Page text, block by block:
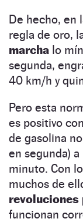
De hecho, en
regla de oro,
marcha lo
segunda,
40 km/h y
Pero esta
es positivo
de gasolina
en segunda)
minuto. Con
muchos de
revoluciones
funcionan